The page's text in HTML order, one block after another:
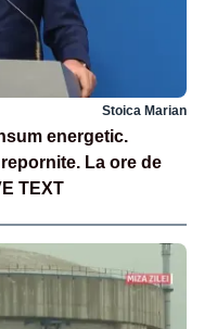
Stoica Marian
energetic.
La ore de
TEXT